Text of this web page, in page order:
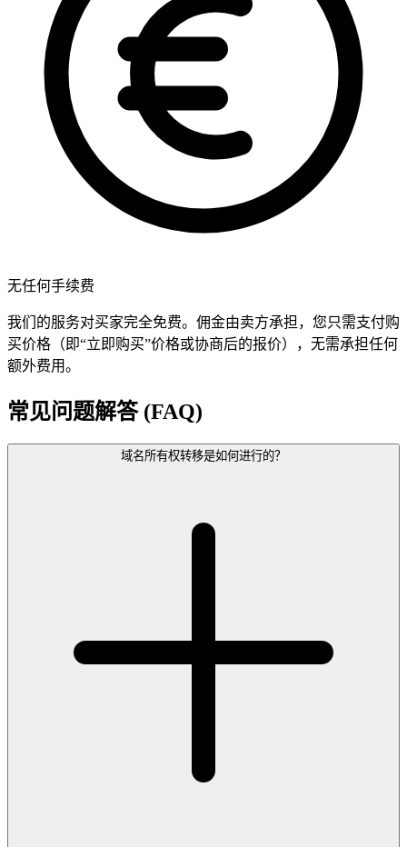
无任何手续费
我们的服务对买家完全免费。佣金由卖方承担，您只需支付购
买价格（即“立即购买”价格或协商后的报价），无需承担任何
额外费用。
常见问题解答 (FAQ)
域名所有权转移是如何进行的？